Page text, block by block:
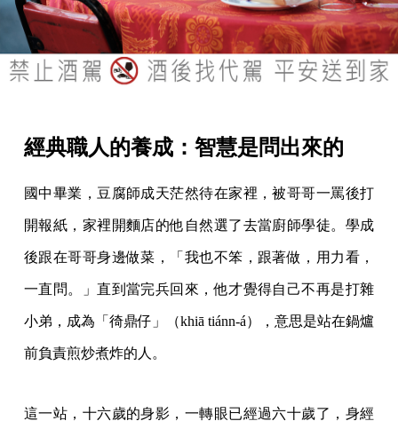
經典職人的養成：智慧是問出來的
國中畢業，豆腐師成天茫然待在家裡，被哥哥一罵後打
開報紙，家裡開麵店的他自然選了去當廚師學徒。學成
後跟在哥哥身邊做菜，「我也不笨，跟著做，用力看，
一直問。」直到當完兵回來，他才覺得自己不再是打雜
小弟，成為「徛鼎仔」（khiā tiánn-á），意思是站在鍋爐
前負責煎炒煮炸的人。
這一站，十六歲的身影，一轉眼已經過六十歲了，身經